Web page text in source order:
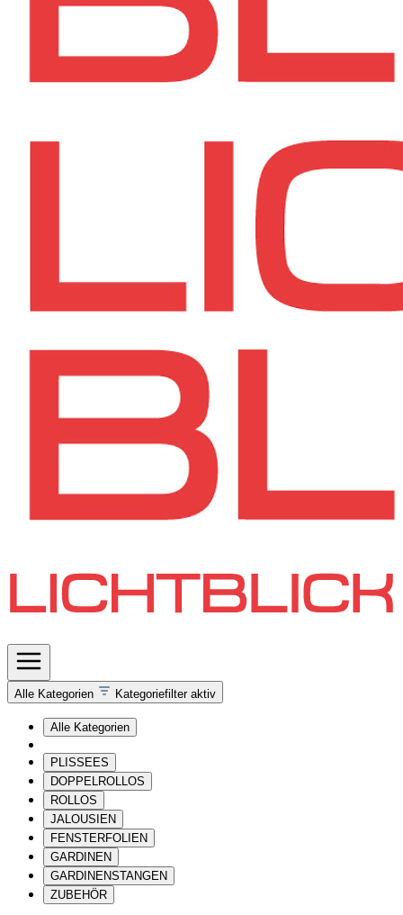
Alle Kategorien Kategoriefilter aktiv
Alle Kategorien
PLISSEES
DOPPELROLLOS
ROLLOS
JALOUSIEN
FENSTERFOLIEN
GARDINEN
GARDINENSTANGEN
ZUBEHÖR